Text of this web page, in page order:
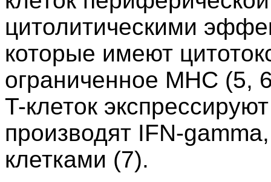
цитолитическими
которые имеют
ограниченное MHC (5,
T-клеток
производят IFN-
клетками (7).